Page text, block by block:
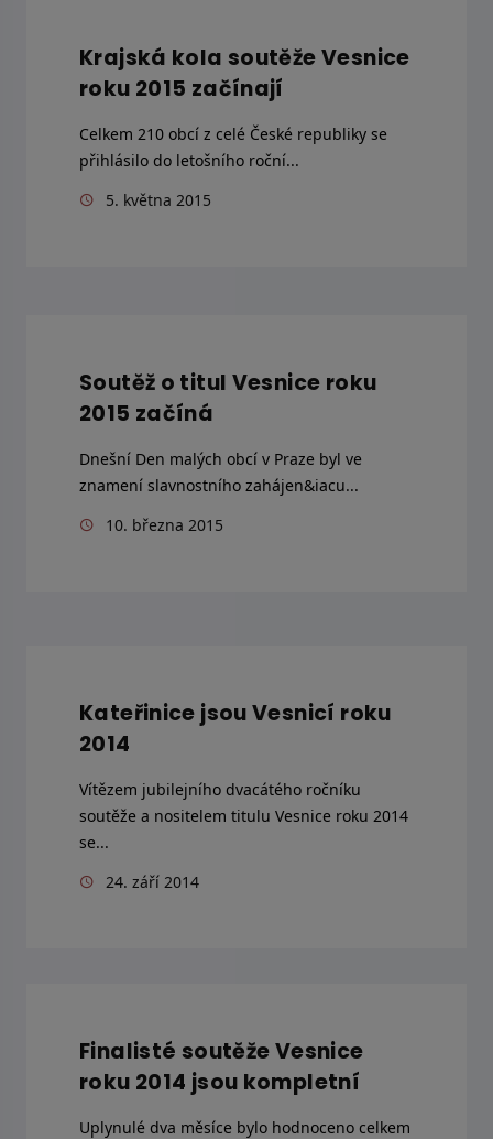
Krajská kola soutěže Vesnice
roku 2015 začínají
Celkem 210 obcí z celé České republiky se
přihlásilo do letošního roční...
5. května 2015
Soutěž o titul Vesnice roku
2015 začíná
Dnešní Den malých obcí v Praze byl ve
znamení slavnostního zahájen&iacu...
10. března 2015
Kateřinice jsou Vesnicí roku
2014
Vítězem jubilejního dvacátého ročníku
soutěže a nositelem titulu Vesnice roku 2014
se...
24. září 2014
Finalisté soutěže Vesnice
roku 2014 jsou kompletní
Uplynulé dva měsíce bylo hodnoceno celkem